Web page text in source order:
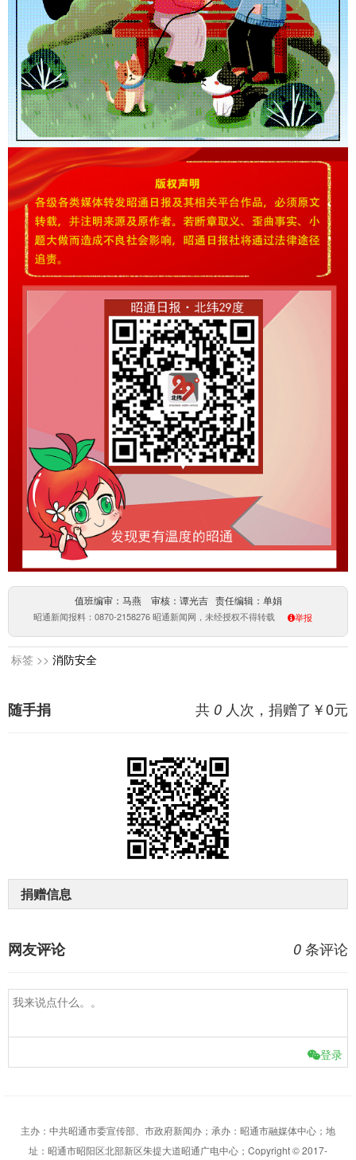
值班编审：马燕 审核：谭光吉 责任编辑：单娟
昭通新闻报料：0870-2158276 昭通新闻网，未经授权不得转载 举报
标签 >> 消防安全
共 0 人次，捐赠了￥0元
随手捐
捐赠信息
0 条评论
网友评论
登录
主办：中共昭通市委宣传部、市政府新闻办；承办：昭通市融媒体中心；地
址：昭通市昭阳区北部新区朱提大道昭通广电中心；Copyright © 2017-